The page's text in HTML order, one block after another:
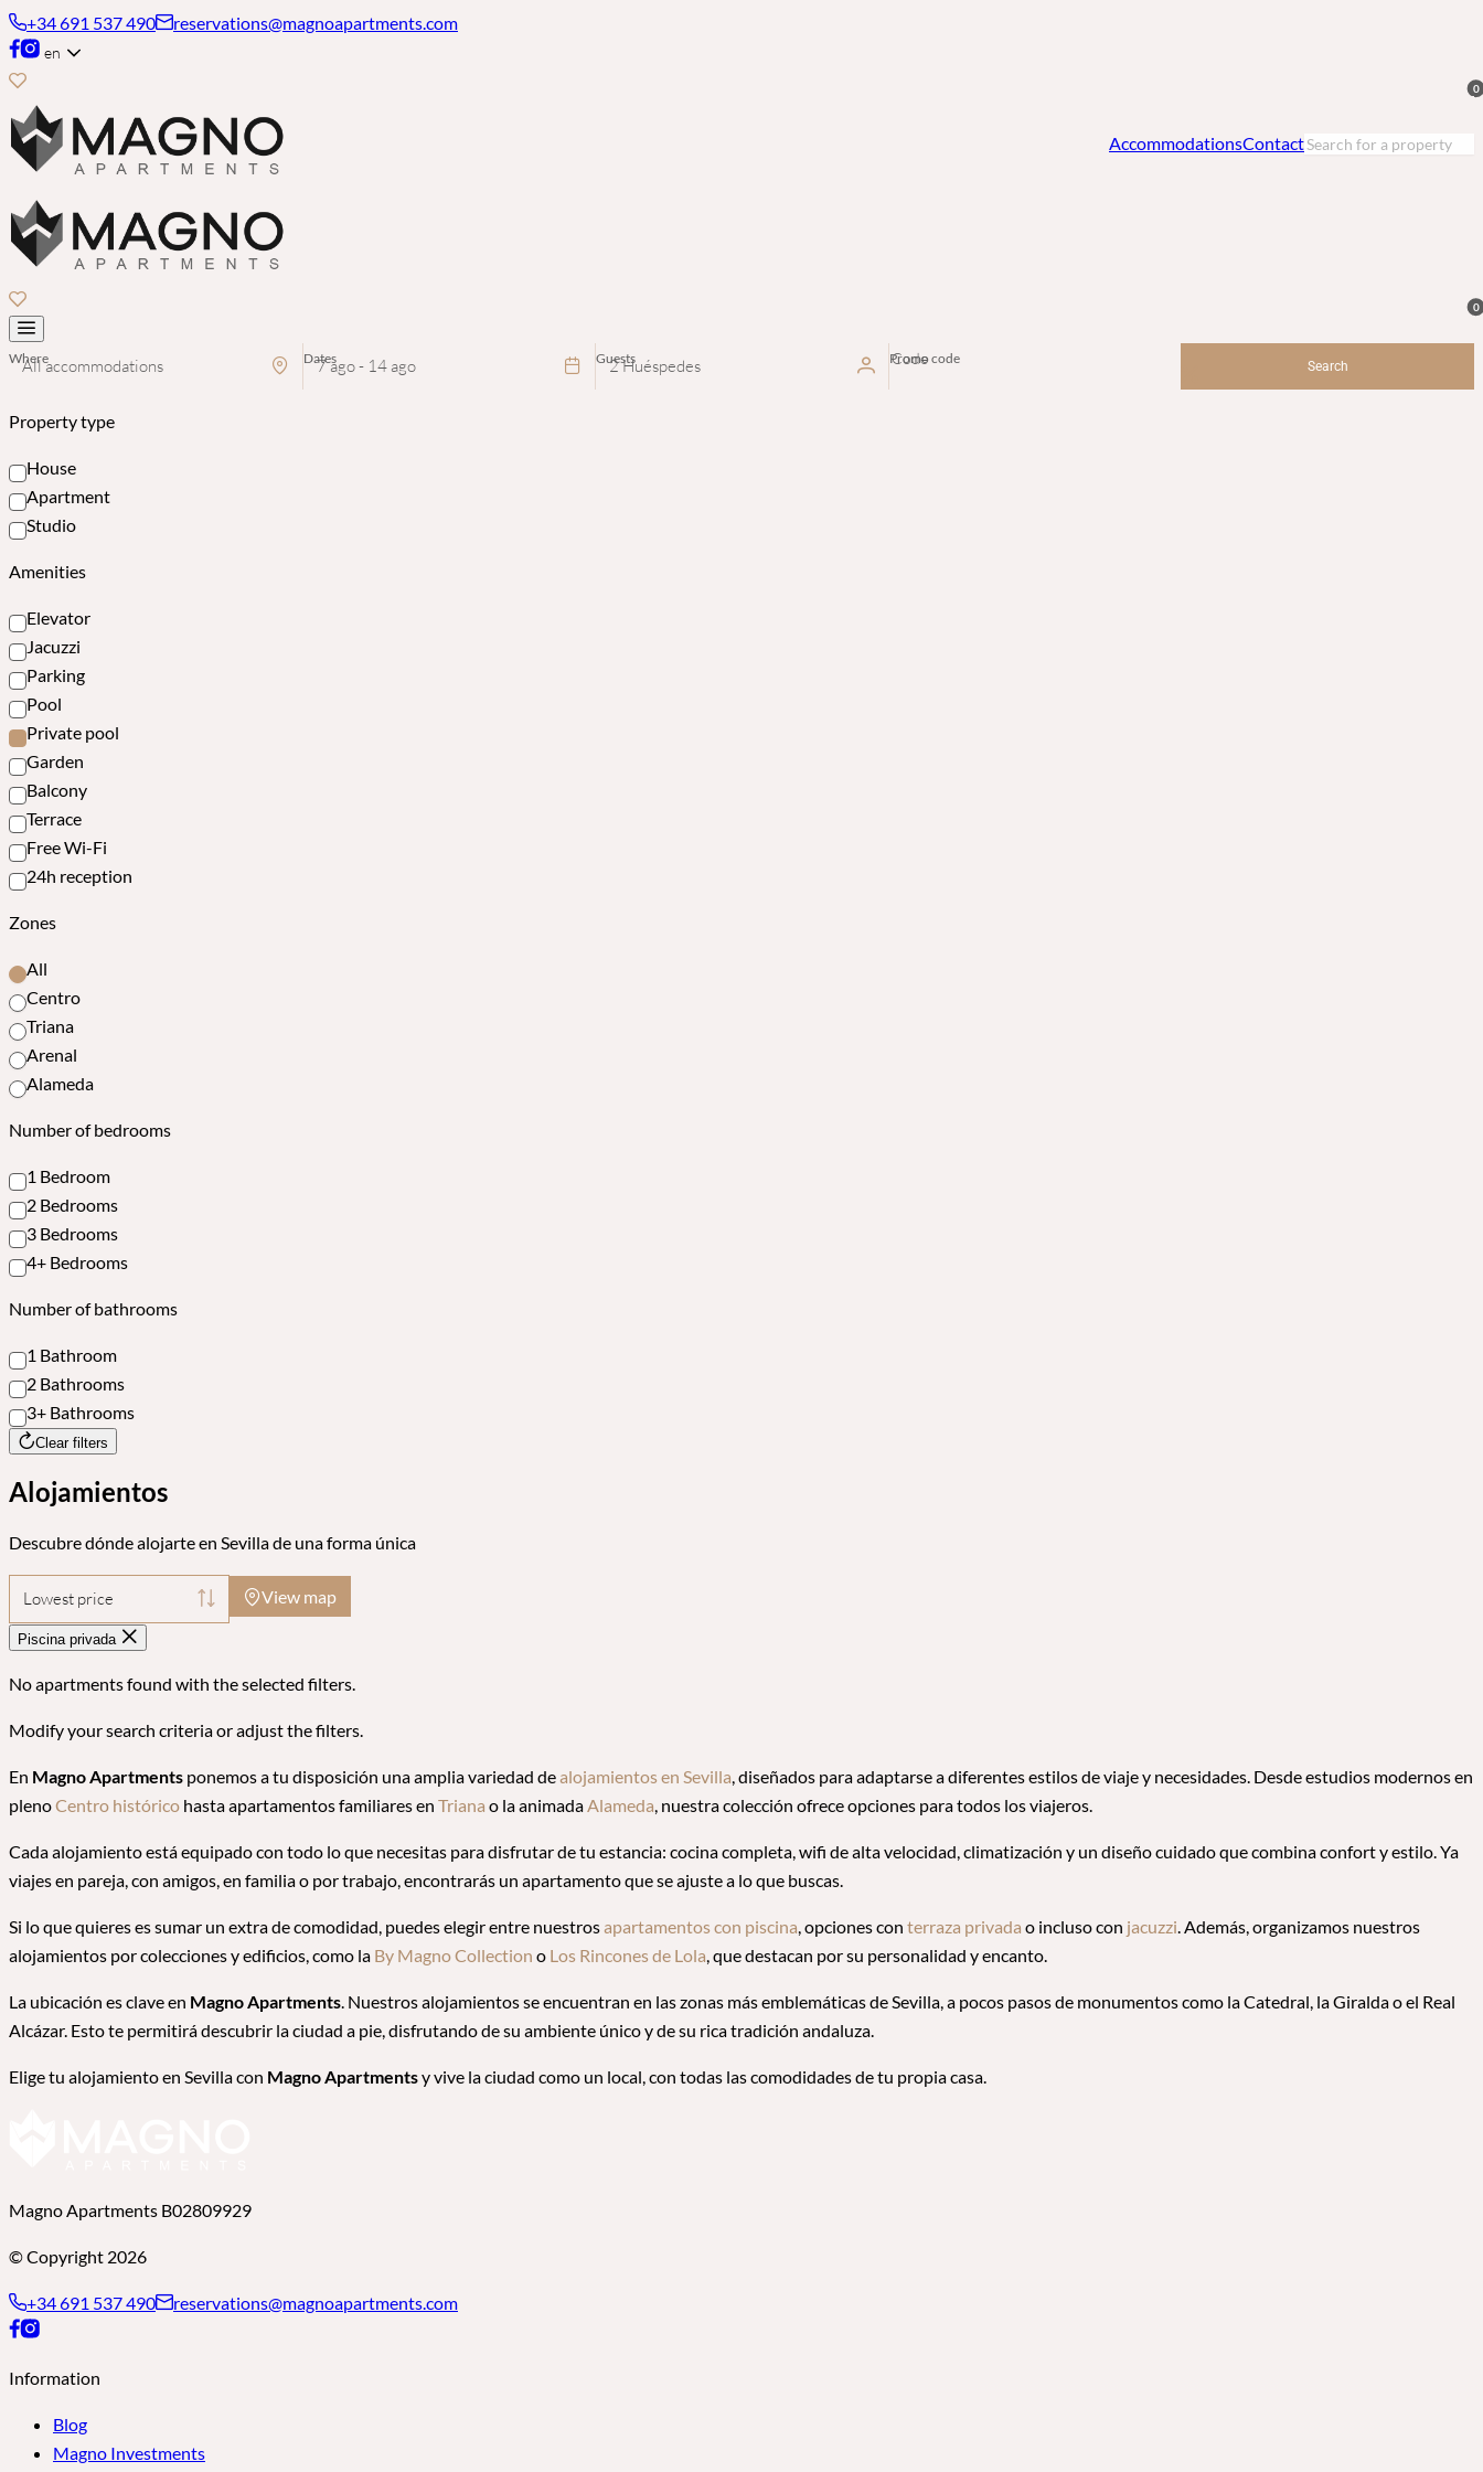
+34 691 537 490 reservations@magnoapartments.com
en
0
AccommodationsContact
0
All accommodations
Where 7 ago - 14 ago
Dates 2 Huéspedes
Guests Promo code Search
Property type
House
Apartment
Studio
Amenities
Elevator
Jacuzzi
Parking
Pool
Private pool
Garden
Balcony
Terrace
Free Wi-Fi
24h reception
Zones
All
Centro
Triana
Arenal
Alameda
Number of bedrooms
1 Bedroom
2 Bedrooms
3 Bedrooms
4+ Bedrooms
Number of bathrooms
1 Bathroom
2 Bathrooms
3+ Bathrooms
Clear filters
Alojamientos
Descubre dónde alojarte en Sevilla de una forma única
Lowest price View map
Piscina privada
No apartments found with the selected filters.
Modify your search criteria or adjust the filters.
En Magno Apartments ponemos a tu disposición una amplia variedad dealojamientos en Sevilla, diseñados para adaptarse a diferentes estilos de viaje y necesidades. Desde estudios modernos en
plenoCentro histórico hasta apartamentos familiares en Triana o la animadaAlameda, nuestra colección ofrece opciones para todos los viajeros.
Cada alojamiento está equipado con todo lo que necesitas para disfrutar de tu estancia: cocina completa, wifi de alta velocidad, climatización y un diseño cuidado que combina confort y estilo. Ya
viajes en pareja, con amigos, en familia o por trabajo, encontrarás un apartamento que se ajuste a lo que buscas.
Si lo que quieres es sumar un extra de comodidad, puedes elegir entre nuestrosapartamentos con piscina, opciones con terraza privada o incluso con jacuzzi. Además, organizamos nuestros
alojamientos por colecciones y edificios, como la By Magno Collection o Los Rincones de Lola, que destacan por su personalidad y encanto.
La ubicación es clave en Magno Apartments. Nuestros alojamientos se encuentran en las zonas más emblemáticas de Sevilla, a pocos pasos de monumentos como la Catedral, la Giralda o el Real
Alcázar. Esto te permitirá descubrir la ciudad a pie, disfrutando de su ambiente único y de su rica tradición andaluza.
Elige tu alojamiento en Sevilla con Magno Apartmentsy vive la ciudad como un local, con todas las comodidades de tu propia casa.
Magno Apartments B02809929
© Copyright 2026
+34 691 537 490 reservations@magnoapartments.com
Information
Blog
Magno Investments